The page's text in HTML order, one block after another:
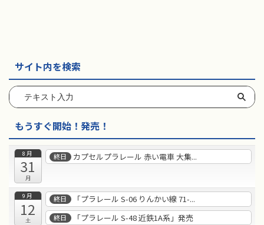
サイト内を検索
もうすぐ開始！発売！
8月
31
月
終日 カプセルプラレール 赤い電車 大集...
9月
12
土
終日 「プラレール S-06 りんかい線 71-...
終日 「プラレール S-48 近鉄1A系」発売